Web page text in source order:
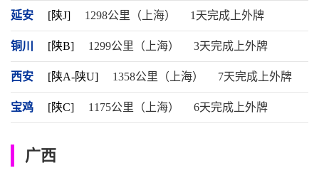
延安 [陕J] 1298公里（上海） 1天完成上外牌
铜川 [陕B] 1299公里（上海） 3天完成上外牌
西安 [陕A-陕U] 1358公里（上海） 7天完成上外牌
宝鸡 [陕C] 1175公里（上海） 6天完成上外牌
广西